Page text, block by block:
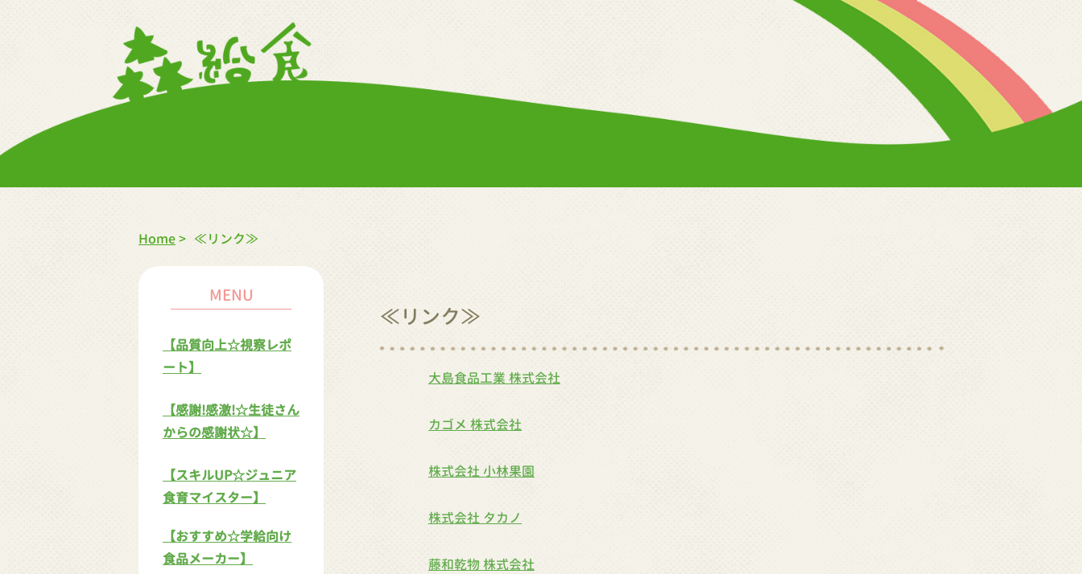
Home> ≪リンク≫
≪リンク≫
大島食品工業 株式会社
カゴメ 株式会社
株式会社 小林果園
株式会社 タカノ
藤和乾物 株式会社
MENU
【品質向上☆視察レポ
ート】
【感謝!感激!☆生徒さん
からの感謝状☆】
【スキルUP☆ジュニア
食育マイスター】
【おすすめ☆学給向け
食品メーカー】